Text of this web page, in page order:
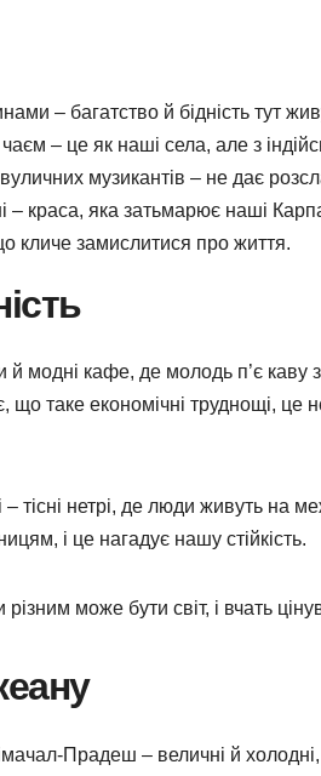
– багатство й бідність тут
– це як наші села, але з
музикантів – не дає
– краса, яка затьмарює наші
кличе замислитися про життя.
й модні кафе, де молодь п’є каву
що таке економічні труднощі,
– тісні нетрі, де люди живуть на
і це нагадує нашу стійкість.
різним може бути світ, і вчать
Прадеш – величні й